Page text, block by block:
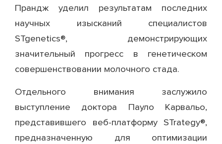
Прандж уделил результатам последних
научных изысканий специалистов
STgenetics®, демонстрирующих
значительный прогресс в генетическом
совершенствовании молочного стада.
Отдельного внимания заслужило
выступление доктора Пауло Карвальо,
представившего веб-платформу STrategy®,
предназначенную для оптимизации